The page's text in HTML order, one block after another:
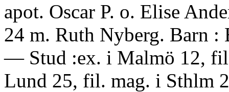
apot. Oscar P. o. Elise
24 m. Ruth Nyberg. Barn
— Stud :ex. i Malmö 12,
Lund 25, fil. mag. i Sthlm